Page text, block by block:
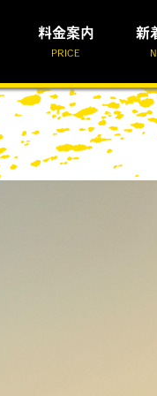
料金案内
PRICE
新